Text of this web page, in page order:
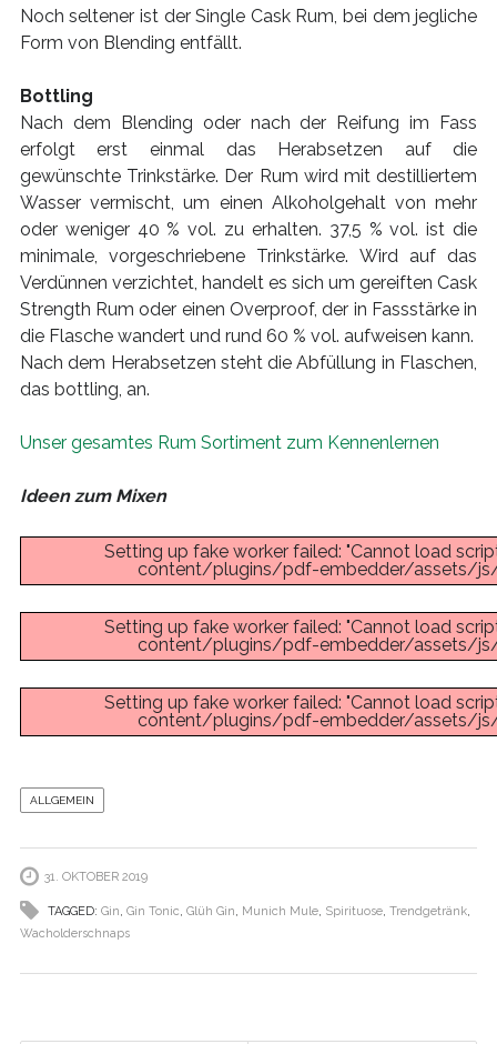
Noch seltener ist der Single Cask Rum, bei dem jegliche
Form von Blending entfällt.
Bottling
Nach dem Blending oder nach der Reifung im Fass
erfolgt erst einmal das Herabsetzen auf die
gewünschte Trinkstärke. Der Rum wird mit destilliertem
Wasser vermischt, um einen Alkoholgehalt von mehr
oder weniger 40 % vol. zu erhalten. 37,5 % vol. ist die
minimale, vorgeschriebene Trinkstärke. Wird auf das
Verdünnen verzichtet, handelt es sich um gereiften Cask
Strength Rum oder einen Overproof, der in Fassstärke in
die Flasche wandert und rund 60 % vol. aufweisen kann.
Nach dem Herabsetzen steht die Abfüllung in Flaschen,
das bottling, an.
Unser gesamtes Rum Sortiment zum Kennenlernen
Ideen zum Mixen
Setting up fake worker failed: "Cannot load
content/plugins/pdf-embedder/assets/js/
Setting up fake worker failed: "Cannot load
content/plugins/pdf-embedder/assets/js/
Setting up fake worker failed: "Cannot load
content/plugins/pdf-embedder/assets/js/
ALLGEMEIN
31. OKTOBER 2019
TAGGED: Gin, Gin Tonic, Glüh Gin, Munich Mule, Spirituose, Trendgetränk,
Wacholderschnaps